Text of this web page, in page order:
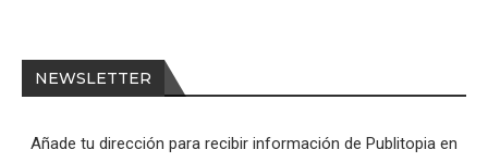
NEWSLETTER
Añade tu dirección para recibir información de Publitopia en